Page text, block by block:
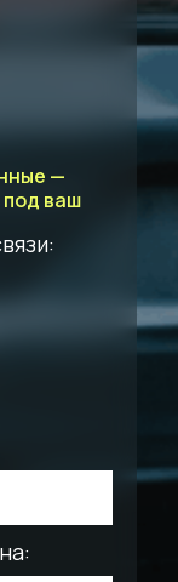
—
ваш